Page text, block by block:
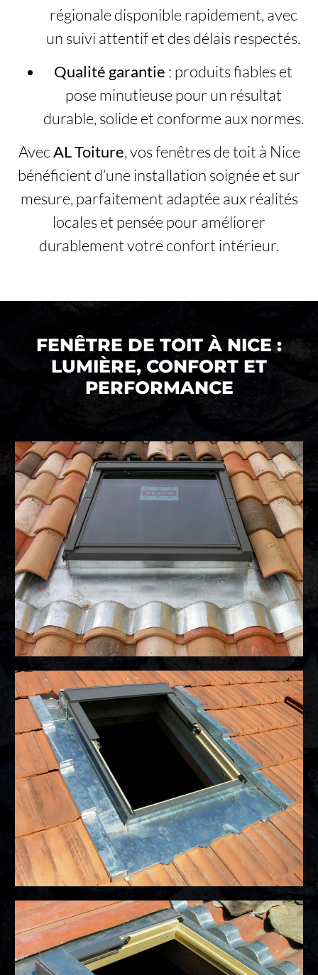
régionale disponible rapidement, avec
un suivi attentif et des délais respectés.
Qualité garantie : produits fiables et
pose minutieuse pour un résultat
durable, solide et conforme aux normes.
AvecAL Toiture, vos fenêtres de toit à Nice
bénéficient d’une installation soignée et sur
mesure, parfaitement adaptée aux réalités
locales et pensée pour améliorer
durablement votre confort intérieur.
FENÊTRE DE TOIT À NICE :
LUMIÈRE, CONFORT ET
PERFORMANCE